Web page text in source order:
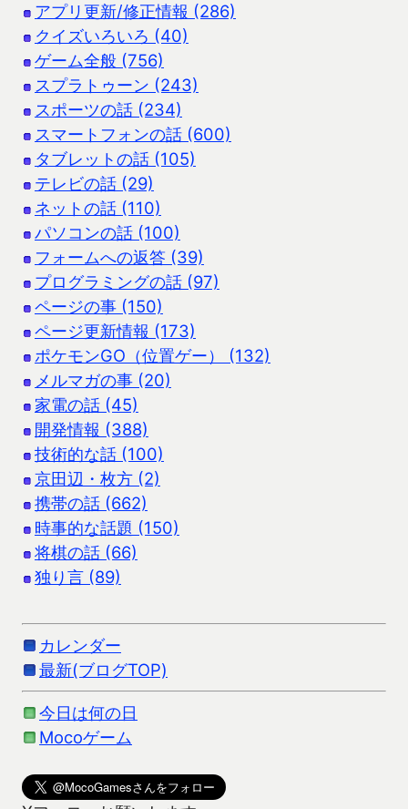
アプリ更新/修正情報 (286)
クイズいろいろ (40)
ゲーム全般 (756)
スプラトゥーン (243)
スポーツの話 (234)
スマートフォンの話 (600)
タブレットの話 (105)
テレビの話 (29)
ネットの話 (110)
パソコンの話 (100)
フォームへの返答 (39)
プログラミングの話 (97)
ページの事 (150)
ページ更新情報 (173)
ポケモンGO（位置ゲー） (132)
メルマガの事 (20)
家電の話 (45)
開発情報 (388)
技術的な話 (100)
京田辺・枚方 (2)
携帯の話 (662)
時事的な話題 (150)
将棋の話 (66)
独り言 (89)
カレンダー
最新(ブログTOP)
今日は何の日
Mocoゲーム